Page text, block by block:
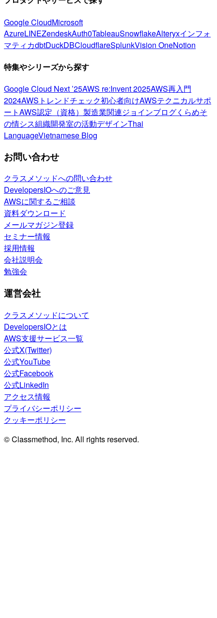
Google CloudMicrosoft
AzureLINEZendeskAuth0TableauSnowflakeAlteryxインフォ
マティカdbtDuckDBCloudflareSplunkVision OneNotion
特集やシリーズから探す
Google Cloud Next ’25AWS re:Invent 2025AWS再入門
2024AWSトレンドチェック初心者向けAWSテクニカルサポ
ートAWS認定（資格） 製造業関連ジョインブログくらめそ
の情シス組織開発室の活動デザインThai
LanguageVietnamese Blog
お問い合わせ
クラスメソッドへの問い合わせ
DevelopersIOへのご意見
AWSに関するご相談
資料ダウンロード
メールマガジン登録
セミナー情報
採用情報
会社説明会
勉強会
運営会社
クラスメソッドについて
DevelopersIOとは
AWS支援サービス一覧
公式X(Twitter)
公式YouTube
公式Facebook
公式LinkedIn
アクセス情報
プライバシーポリシー
クッキーポリシー
© Classmethod, Inc. All rights reserved.